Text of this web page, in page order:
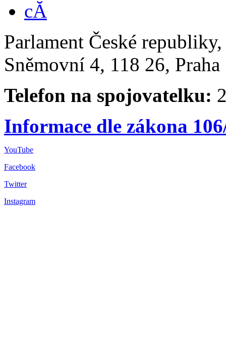
Parlament České
Sněmovní 4, 118 26,
Telefon na spojovatelku:
Informace dle zákona
YouTube
Facebook
Twitter
Instagram